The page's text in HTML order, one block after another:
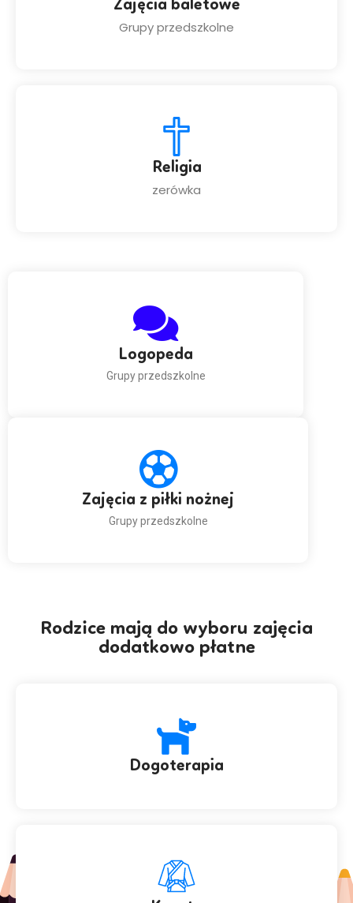
Zajęcia baletowe
Grupy przedszkolne
Religia
zerówka
Logopeda
Grupy przedszkolne
Zajęcia z piłki nożnej
Grupy przedszkolne
Rodzice mają do wyboru zajęcia
dodatkowo płatne
Dogoterapia